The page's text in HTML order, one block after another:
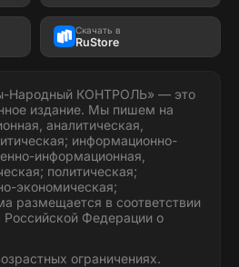
Скачать в
RuStore
Народный КОНТРОЛЬ» — это
издание. Мы пишем на
аналитическая,
информационно-
информационная,
политическая;
экономическая;
размещается в соответствии
Российской Федерации о
ограничениях.